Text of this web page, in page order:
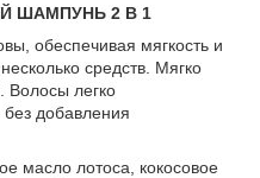
ШАМПУНЬ 2 В 1
обеспечивая мягкость и
средств. Мягко
Волосы легко
добавления
масло лотоса, кокосовое